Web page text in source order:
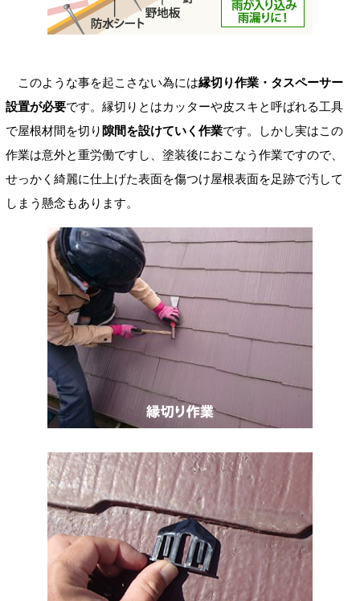
このような事を起こさない為には縁切り作業・タスペーサー
設置が必要です。縁切りとはカッターや皮スキと呼ばれる工具
で屋根材間を切り 隙間を設けていく作業です。しかし実はこの
作業は意外と重労働ですし、塗装後におこなう作業ですので、
せっかく綺麗に仕上げた表面を傷つけ屋根表面を足跡で汚して
しまう懸念もあります。